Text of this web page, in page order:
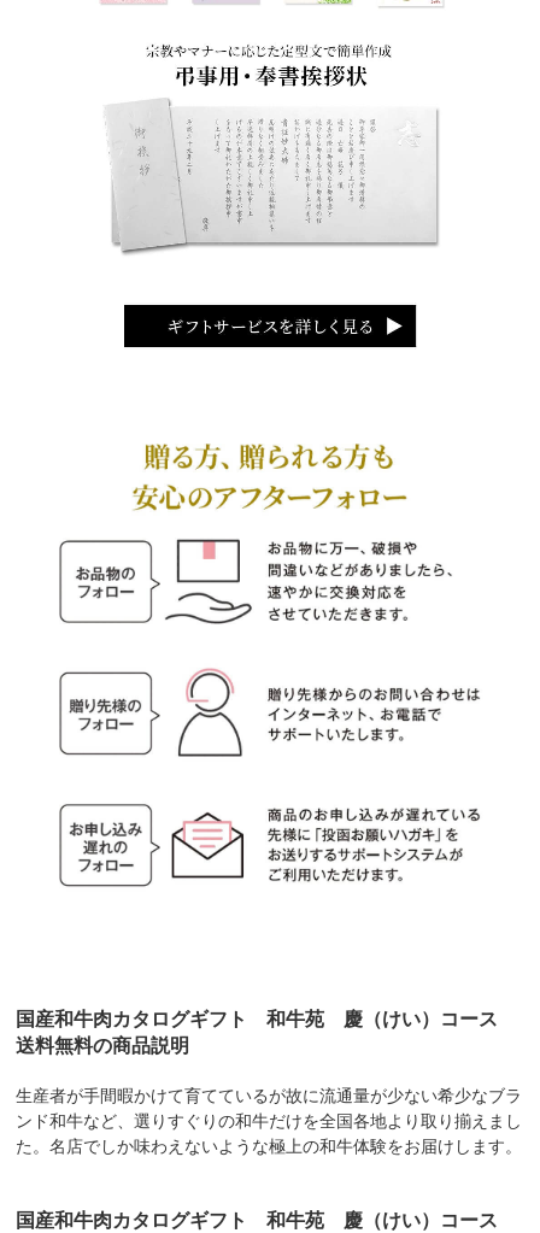
国産和牛肉カタログギフト 和牛苑 慶（けい）コース
送料無料の商品説明
生産者が手間暇かけて育てているが故に流通量が少ない希少なブラ
ンド和牛など、選りすぐりの和牛だけを全国各地より取り揃えまし
た。名店でしか味わえないような極上の和牛体験をお届けします。
国産和牛肉カタログギフト 和牛苑 慶（けい）コース